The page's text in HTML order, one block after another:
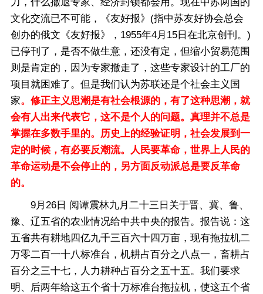
文化交流已不可能，《友好报》(指中苏友好协会总会
创办的俄文《友好报》，1955年4月15日在北京创刊。)
已停刊了，是否不做生意，还没有定，但缩小贸易范围
则是肯定的，因为专家撤走了，这些专家设计的工厂的
项目就困难了。但是我们认为苏联还是个社会主义国
家。修正主义思潮是有社会根源的，有了这种思潮，就
会有人出来代表它，这不是个人的问题。真理并不总是
掌握在多数手里的。历史上的经验证明，社会发展到一
定的时候，有必要反潮流。人民要革命，世界上人民的
革命运动是不会停止的，另方面反动派总是要反革命
的。
9月26日 阅谭震林九月二十三日关于晋、冀、鲁、
豫、辽五省的农业情况给中共中央的报告。报告说：这
五省共有耕地四亿九千三百六十四万亩，现有拖拉机二
万零二百一十八标准台，机耕占百分之八点一，畜耕占
百分之三十七，人力耕种占百分之五十五。我们要求
明、后两年给这五个省十万标准台拖拉机，使这五个省